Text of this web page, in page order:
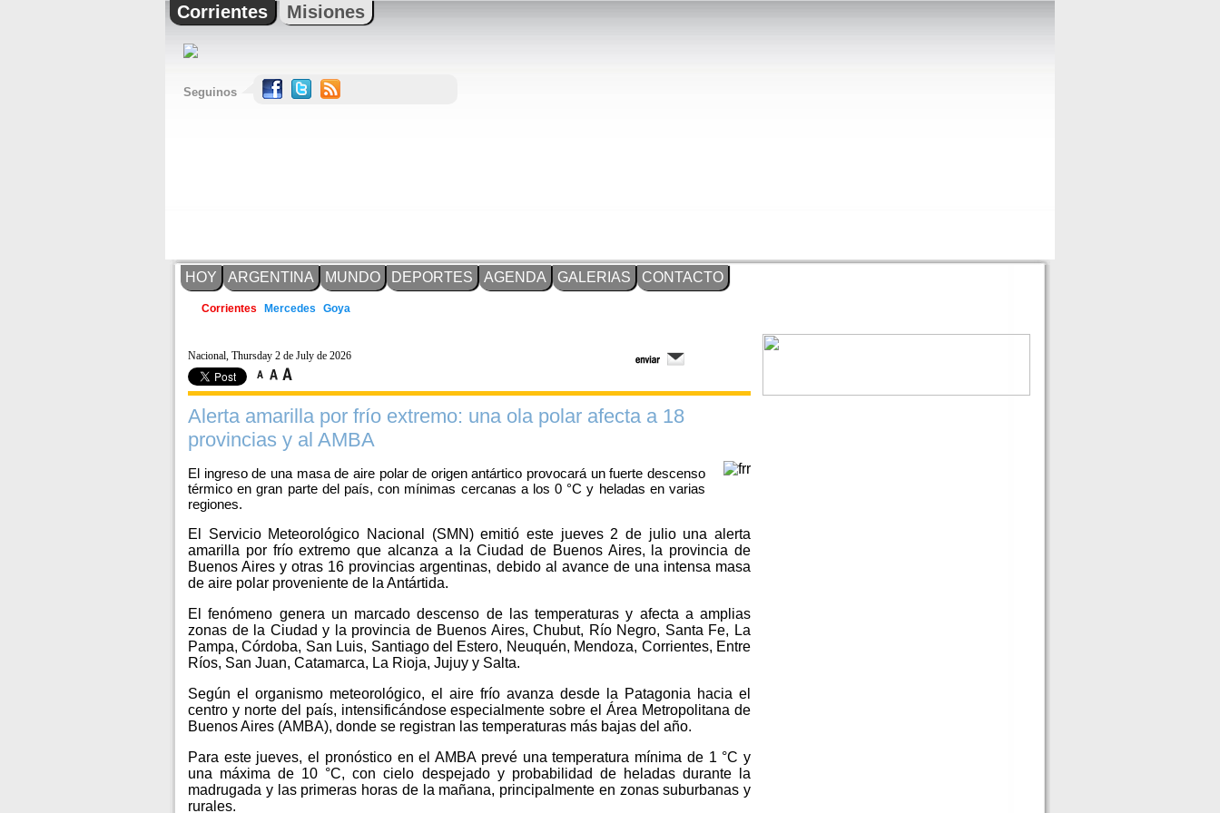
Corrientes Misiones
Seguinos
HOY ARGENTINA MUNDO DEPORTES AGENDA GALERIAS CONTACTO
Corrientes Mercedes Goya
Nacional, Thursday 2 de July de 2026
Alerta amarilla por frío extremo: una ola polar afecta a 18
provincias y al AMBA
El ingreso de una masa de aire polar de origen antártico provocará un fuerte descenso
térmico en gran parte del país, con mínimas cercanas a los 0 °C y heladas en varias
regiones.
El Servicio Meteorológico Nacional (SMN) emitió este jueves 2 de julio una alerta
amarilla por frío extremo que alcanza a la Ciudad de Buenos Aires, la provincia de
Buenos Aires y otras 16 provincias argentinas, debido al avance de una intensa masa
de aire polar proveniente de la Antártida.
El fenómeno genera un marcado descenso de las temperaturas y afecta a amplias
zonas de la Ciudad y la provincia de Buenos Aires, Chubut, Río Negro, Santa Fe, La
Pampa, Córdoba, San Luis, Santiago del Estero, Neuquén, Mendoza, Corrientes, Entre
Ríos, San Juan, Catamarca, La Rioja, Jujuy y Salta.
Según el organismo meteorológico, el aire frío avanza desde la Patagonia hacia el
centro y norte del país, intensificándose especialmente sobre el Área Metropolitana de
Buenos Aires (AMBA), donde se registran las temperaturas más bajas del año.
Para este jueves, el pronóstico en el AMBA prevé una temperatura mínima de 1 °C y
una máxima de 10 °C, con cielo despejado y probabilidad de heladas durante la
madrugada y las primeras horas de la mañana, principalmente en zonas suburbanas y
rurales.